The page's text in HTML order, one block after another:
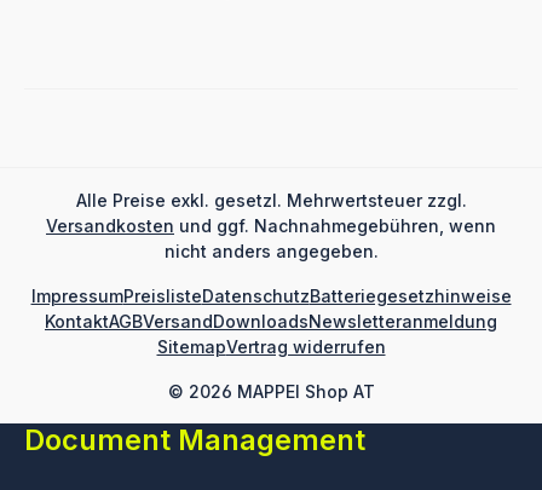
Alle Preise exkl. gesetzl. Mehrwertsteuer zzgl.
Versandkosten und ggf. Nachnahmegebühren, wenn
nicht anders angegeben.
© 2026 MAPPEI Shop AT
ImpressumPreislisteDatenschutzBatteriegesetzhinweise
KontaktAGBVersandDownloadsNewsletteranmeldung
SitemapVertrag widerrufen
Document Management